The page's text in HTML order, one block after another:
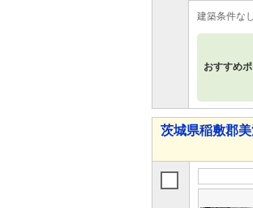
建築条件なし
おすすめ
茨城県稲敷郡